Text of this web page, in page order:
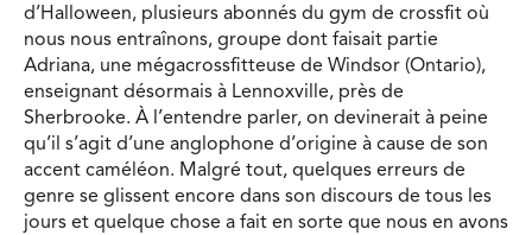
d’Halloween, plusieurs abonnés du gym de crossfit où
nous nous entraînons, groupe dont faisait partie
Adriana, une mégacrossfitteuse de Windsor (Ontario),
enseignant désormais à Lennoxville, près de
Sherbrooke. À l’entendre parler, on devinerait à peine
qu’il s’agit d’une anglophone d’origine à cause de son
accent caméléon. Malgré tout, quelques erreurs de
genre se glissent encore dans son discours de tous les
jours et quelque chose a fait en sorte que nous en avons